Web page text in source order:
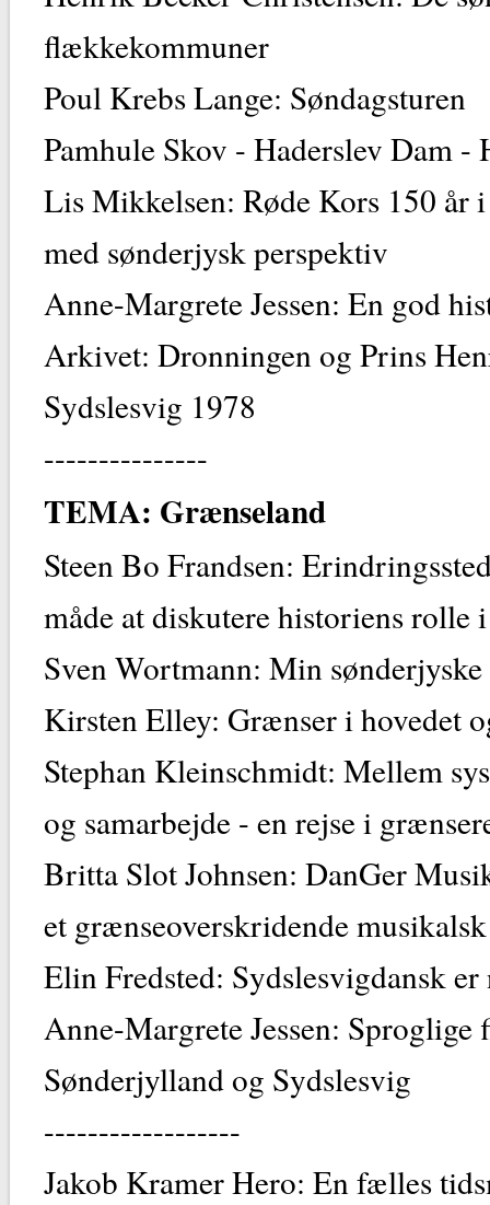
flækkekommuner
Poul Krebs Lange: Søndagsturen
Pamhule Skov - Haderslev Dam -
Lis Mikkelsen: Røde Kors 150 år
med sønderjysk perspektiv
Anne-Margrete Jessen: En god
Arkivet: Dronningen og Prins
Sydslesvig 1978
---------------
TEMA: Grænseland
Steen Bo Frandsen:
måde at diskutere historiens rolle
Sven Wortmann: Min
Kirsten Elley: Grænser i hovedet
Stephan Kleinschmidt: Mellem
og samarbejde - en rejse i
Britta Slot Johnsen: DanGer
et grænseoverskridende
Elin Fredsted: Sydslesvigdansk
Anne-Margrete Jessen:
Sønderjylland og Sydslesvig
------------------
Jakob Kramer Hero: En fælles